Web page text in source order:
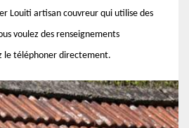
Louiti artisan couvreur qui utilise des
voulez des renseignements
le téléphoner directement.